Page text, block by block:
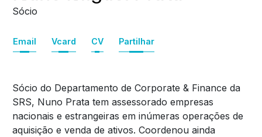
Sócio
Email Vcard CV Partilhar
Sócio do Departamento de Corporate & Finance da
SRS, Nuno Prata tem assessorado empresas
nacionais e estrangeiras em inúmeras operações de
aquisição e venda de ativos. Coordenou ainda